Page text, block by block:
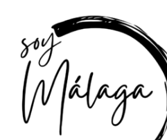
contenido